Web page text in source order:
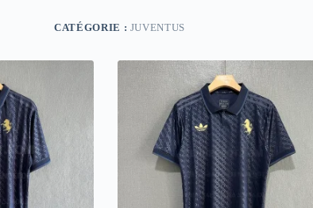
CATÉGORIE : JUVENTUS